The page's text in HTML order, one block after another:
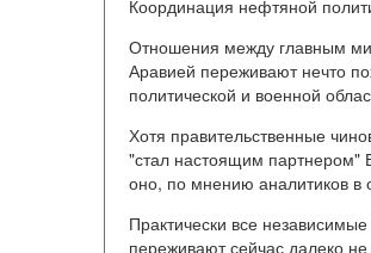
Координация нефтяной
Отношения между главным
Аравией переживают нечто
политической и военной
Хотя правительственные
"стал настоящим партнером"
оно, по мнению аналитиков
Практически все
переживают сейчас далеко